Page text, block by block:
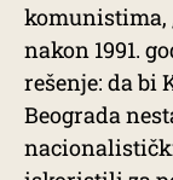
komunistima,
nakon 1991.
rešenje: da bi
Beograda